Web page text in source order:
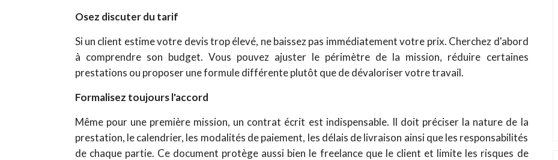
Osez discuter du tarif
Si un client estime votre devis trop élevé, ne baissez pas immédiatement votre prix. Cherchez d'abord
à comprendre son budget. Vous pouvez ajuster le périmètre de la mission, réduire certaines
prestations ou proposer une formule différente plutôt que de dévaloriser votre travail.
Formalisez toujours l'accord
Même pour une première mission, un contrat écrit est indispensable. Il doit préciser la nature de la
prestation, le calendrier, les modalités de paiement, les délais de livraison ainsi que les responsabilités
de chaque partie. Ce document protège aussi bien le freelance que le client et limite les risques de